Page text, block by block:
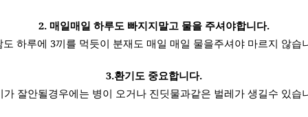
2. 매일매일 하루도 빠지지말고 물을 주셔야합니다.
도 하루에 3끼를 먹듯이 분재도 매일 매일 물을주셔야 마르지 않습
3.환기도 중요합니다.
가 잘안될경우에는 병이 오거나 진딧물과같은 벌레가 생길수 있습